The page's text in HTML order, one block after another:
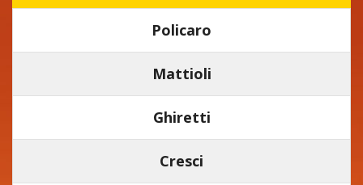
Policaro
Mattioli
Ghiretti
Cresci